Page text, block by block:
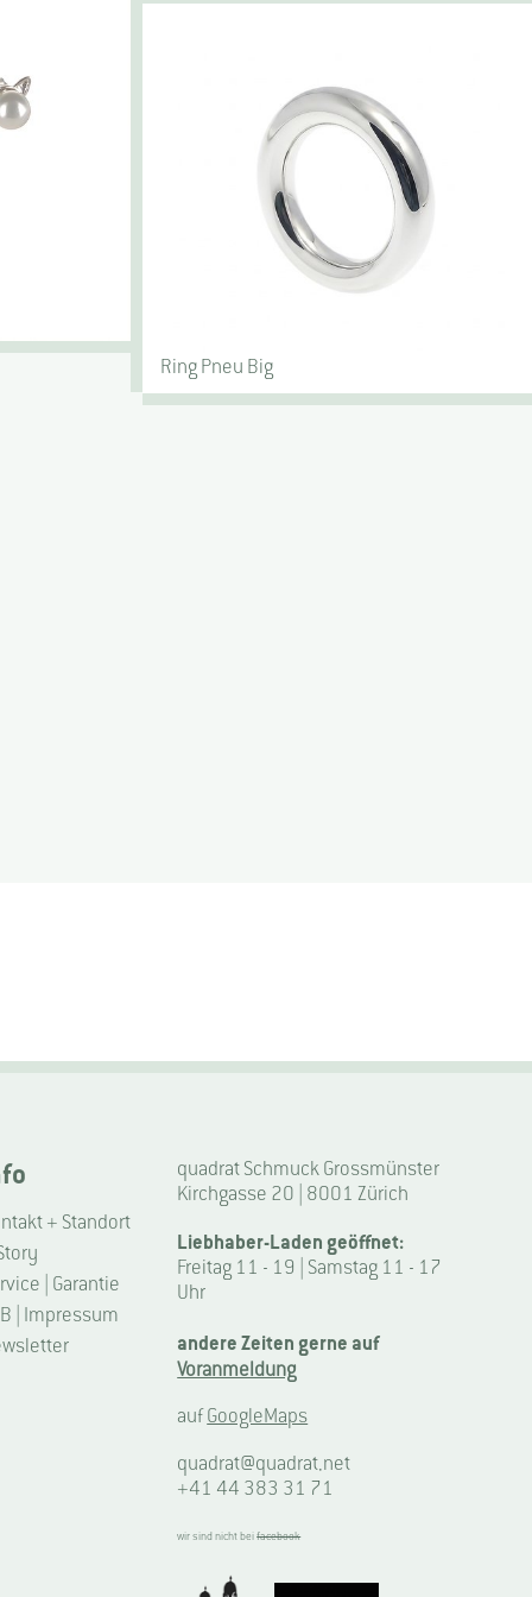
Ring Pneu Big
+ Standort
| Garantie
| Impressum
quadrat Schmuck Grossmünster
Kirchgasse 20 | 8001 Zürich
Liebhaber-Laden geöffnet:
Freitag 11 - 19 | Samstag 11 - 17
Uhr
andere Zeiten gerne auf
Voranmeldung
aufGoogleMaps
quadrat@quadrat.net
+41 44 383 31 71
wir sind nicht beifacebook